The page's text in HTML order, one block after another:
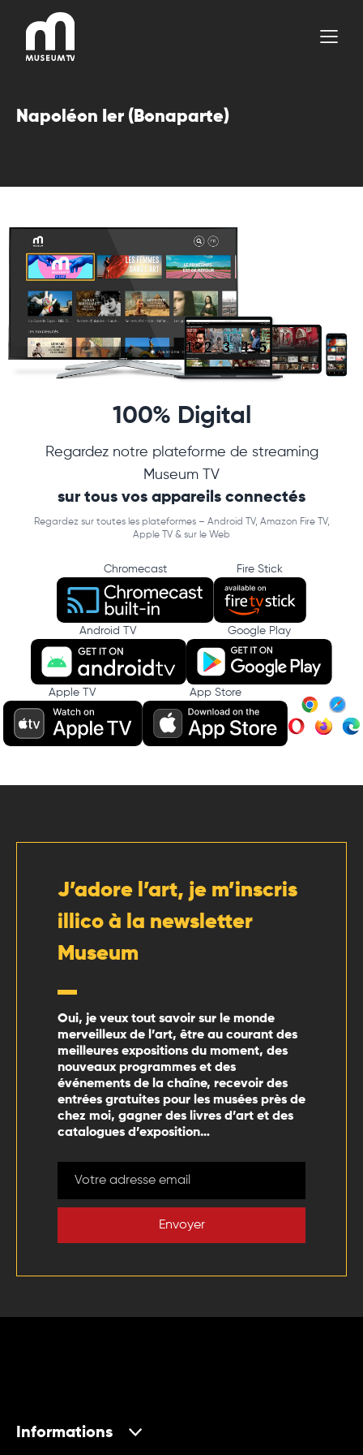
contenu
Napoléon Ier (Bonaparte)
100% Digital
Regardez notre plateforme de streaming
Museum TV
sur tous vos appareils connectés
Regardez sur toutes les plateformes – Android TV, Amazon Fire TV,
Apple TV & sur le Web
Chromecast Fire Stick
Android TV Google Play
Apple TV App Store
J’adore l’art, je m’inscris
illico à la newsletter
Museum
Oui, je veux tout savoir sur le monde
merveilleux de l’art, être au courant des
meilleures expositions du moment, des
nouveaux programmes et des
événements de la chaîne, recevoir des
entrées gratuites pour les musées près de
chez moi, gagner des livres d’art et des
catalogues d’exposition…
Envoyer
Informations